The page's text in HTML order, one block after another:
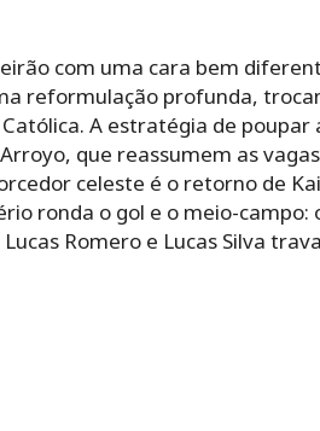
com uma cara bem
reformulação profunda,
A estratégia de
que reassumem as
celeste é o retorno de
ronda o gol e o meio-
Romero e Lucas Silva